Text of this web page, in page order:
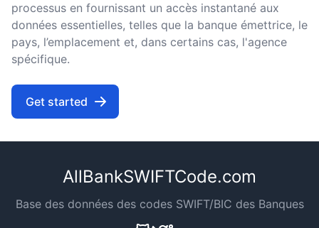
processus en fournissant un accès instantané aux
données essentielles, telles que la banque émettrice, le
pays, l’emplacement et, dans certains cas, l'agence
spécifique.
Get started
AllBankSWIFTCode.com
Base des données des codes SWIFT/BIC des Banques